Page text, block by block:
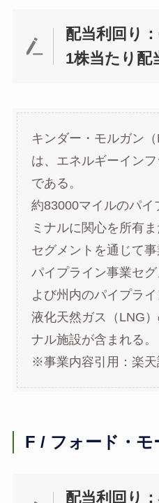
配当利回り
1株当たり配
キンダー・モルガン（
は、エネルギーイン
である。
約83000マイルのパイ
ミナルに関心を所有
セグメントを通じて
パイプライン事業セ
よび州内のパイプライ
液化天然ガス（LNG
ナル施設が含まれる。
※事業内容引用：楽天
F / フォード・モ
配当利回り